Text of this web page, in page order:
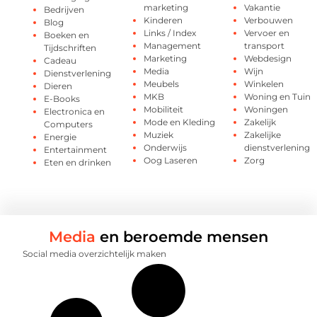
Bedrijven
Blog
Boeken en
Tijdschriften
Cadeau
Dienstverlening
Dieren
E-Books
Electronica en
Computers
Energie
Entertainment
Eten en drinken
marketing
Kinderen
Links / Index
Management
Marketing
Media
Meubels
MKB
Mobiliteit
Mode en Kleding
Muziek
Onderwijs
Oog Laseren
Vakantie
Verbouwen
Vervoer en
transport
Webdesign
Wijn
Winkelen
Woning en Tuin
Woningen
Zakelijk
Zakelijke
dienstverlening
Zorg
Media en beroemde mensen
Social media overzichtelijk maken